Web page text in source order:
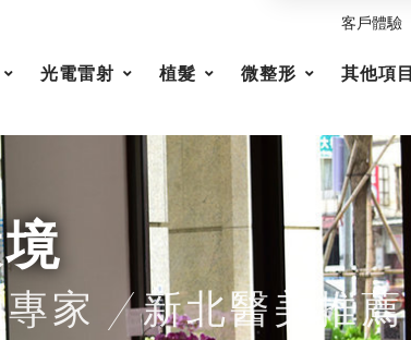
客戶體驗
光電雷射 植髮 微整形 其他項目
家 | 新北醫美推薦